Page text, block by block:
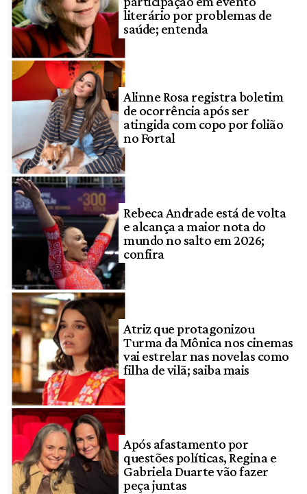
literário por problemas de
saúde; entenda
Alinne Rosa registra boletim
de ocorrência após ser
atingida com copo por folião
no Fortal
Rebeca Andrade está de volta
e alcança a maior nota do
mundo no salto em 2026;
confira
Atriz que protagonizou
Turma da Mônica nos cinemas
vai estrelar nas novelas como
filha de vilã; saiba mais
Após afastamento por
questões políticas, Regina e
Gabriela Duarte vão fazer
peça juntas